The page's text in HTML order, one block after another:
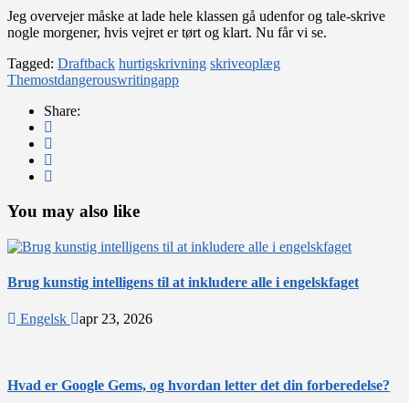
Jeg overvejer måske at lade hele klassen gå udenfor og tale-skrive
nogle morgener, hvis vejret er tørt og klart. Nu får vi se.
Tagged: Draftback hurtigskrivning skriveoplæg
Themostdangerouswritingapp
Share:
You may also like
Brug kunstig intelligens til at inkludere alle i engelskfaget
Engelsk apr 23, 2026
Hvad er Google Gems, og hvordan letter det din forberedelse?